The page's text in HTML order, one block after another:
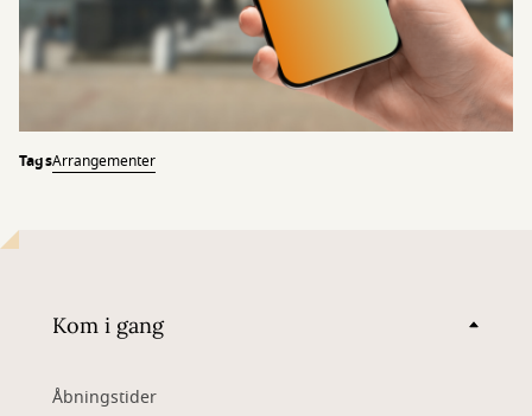
TagsArrangementer
Kom i gang
Åbningstider